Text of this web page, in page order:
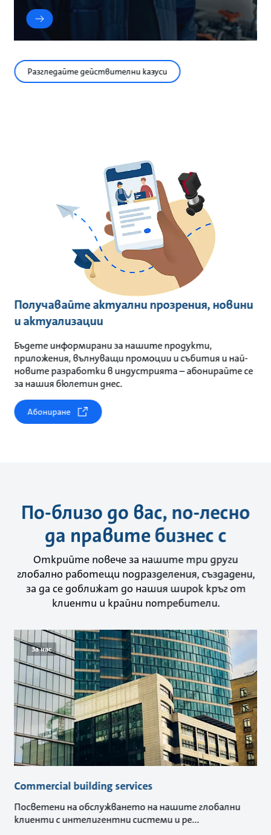
Разгледайте действителни казуси
Получавайте актуални прозрения, новини
и актуализации
Бъдете информирани за нашите продукти,
приложения, вълнуващи промоции и събития и най-
новите разработки в индустрията – абонирайте се
за нашия бюлетин днес.
Абониране
По-близо до вас, по-лесно
да правите бизнес с
Открийте повече за нашите три други
глобално работещи подразделения, създадени,
за да се доближат до нашия широк кръг от
клиенти и крайни потребители.
За нас
Commercial building services
Посветени на обслужването на нашите глобални
клиенти с интелигентни системи и ре